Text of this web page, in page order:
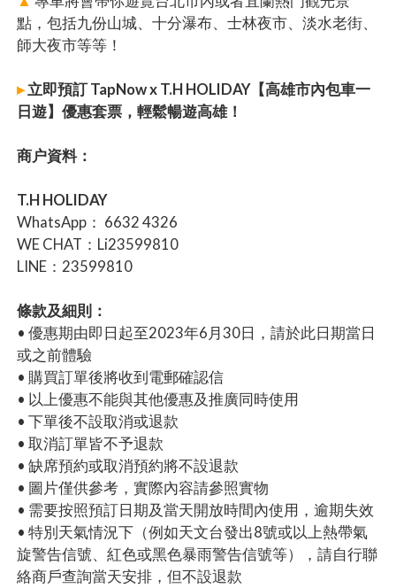
點，包括九份山城、十分瀑布、士林夜市、淡水老街、
師大夜市等等！
▸立即預訂 TapNow x T.H HOLIDAY【高雄市內包車一
日遊】優惠套票，輕鬆暢遊高雄！
商户資料：
T.H HOLIDAY
WhatsApp： 6632 4326
WE CHAT：Li23599810
LINE：23599810
條款及細則：
• 優惠期由即日起至2023年6月30日，請於此日期當日
或之前體驗
• 購買訂單後將收到電郵確認信
• 以上優惠不能與其他優惠及推廣同時使用
• 下單後不設取消或退款
• 取消訂單皆不予退款
• 缺席預約或取消預約將不設退款
• 圖片僅供參考，實際內容請參照實物
• 需要按照預訂日期及當天開放時間內使用，逾期失效
• 特別天氣情況下（例如天文台發出8號或以上熱帶氣
旋警告信號、紅色或黑色暴雨警告信號等），請自行聯
絡商戶查詢當天安排，但不設退款